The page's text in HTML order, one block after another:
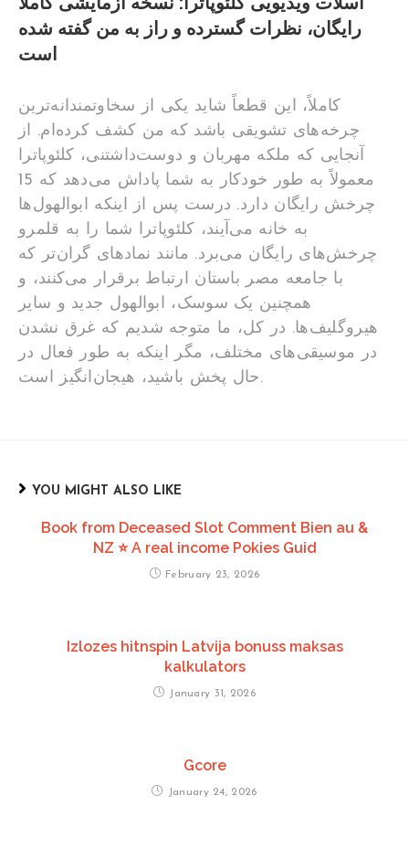
رایگان، نظرات گسترده و راز به من گفته شده
است
کاملاً، این قطعاً شاید یکی از سخاوتمندانه‌ترین
چرخه‌های تشویقی باشد که من کشف کرده‌ام. از
آنجایی که ملکه مهربان و دوست‌داشتنی، کلئوپاترا
معمولاً به طور خودکار به شما پاداش می‌دهد که 15
چرخش رایگان دارد. درست پس از اینکه ابوالهول‌ها
به خانه می‌آیند، کلئوپاترا شما را به قلمرو
چرخش‌های رایگان می‌برد. مانند نمادهای گران‌تر که
با جامعه مصر باستان ارتباط برقرار می‌کنند، و
همچنین یک سوسک، ابوالهول جدید و سایر
هیروگلیف‌ها. در کل، ما متوجه شدیم که غرق نشدن
در موسیقی‌های مختلف، مگر اینکه به طور فعال در
حال پخش باشید، هیجان‌انگیز است.
YOU MIGHT ALSO LIKE
Book from Deceased Slot Comment Bien au &
NZ ⭐️ A real income Pokies Guid
February 23, 2026
Izlozes hitnspin Latvija bonuss maksas
kalkulators
January 31, 2026
Gcore
January 24, 2026